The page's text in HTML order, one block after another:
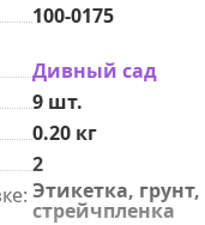
100-0175
Дивный сад
9шт.
0.20кг
2
: Этикетка, грунт,
стрейчпленка